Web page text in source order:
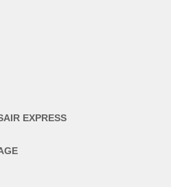
EXPRESS